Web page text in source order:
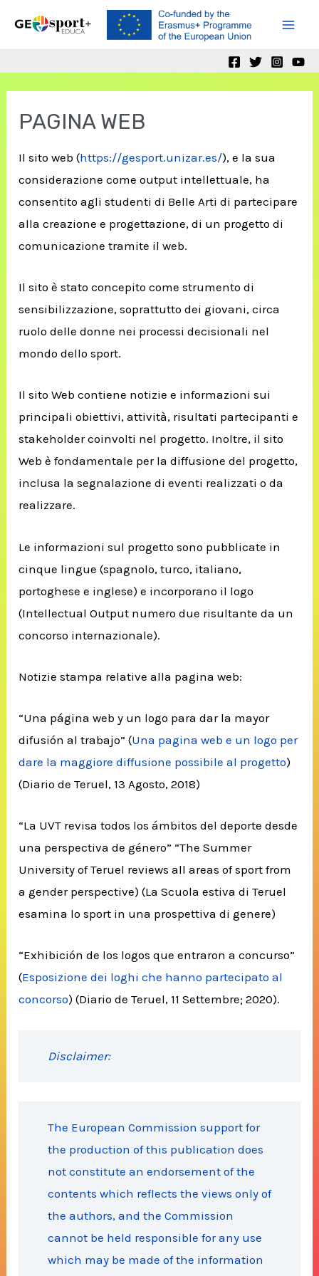
PAGINA WEB
Il sito web (https://gesport.unizar.es/), e la sua
considerazione come output intellettuale, ha
consentito agli studenti di Belle Arti di partecipare
alla creazione e progettazione, di un progetto di
comunicazione tramite il web.
Il sito è stato concepito come strumento di
sensibilizzazione, soprattutto dei giovani, circa
ruolo delle donne nei processi decisionali nel
mondo dello sport.
Il sito Web contiene notizie e informazioni sui
principali obiettivi, attività, risultati partecipanti e
stakeholder coinvolti nel progetto. Inoltre, il sito
Web è fondamentale per la diffusione del progetto,
inclusa la segnalazione di eventi realizzati o da
realizzare.
Le informazioni sul progetto sono pubblicate in
cinque lingue (spagnolo, turco, italiano,
portoghese e inglese) e incorporano il logo
(Intellectual Output numero due risultante da un
concorso internazionale).
Notizie stampa relative alla pagina web:
“Una página web y un logo para dar la mayor
difusión al trabajo” (Una pagina web e un logo per
dare la maggiore diffusione possibile al progetto)
(Diario de Teruel, 13 Agosto, 2018)
“La UVT revisa todos los ámbitos del deporte desde
una perspectiva de género” “The Summer
University of Teruel reviews all areas of sport from
a gender perspective) (La Scuola estiva di Teruel
esamina lo sport in una prospettiva di genere)
“Exhibición de los logos que entraron a concurso”
(Esposizione dei loghi che hanno partecipato al
concorso) (Diario de Teruel, 11 Settembre; 2020).
Disclaimer:
The European Commission support for
the production of this publication does
not constitute an endorsement of the
contents which reflects the views only of
the authors, and the Commission
cannot be held responsible for any use
which may be made of the information